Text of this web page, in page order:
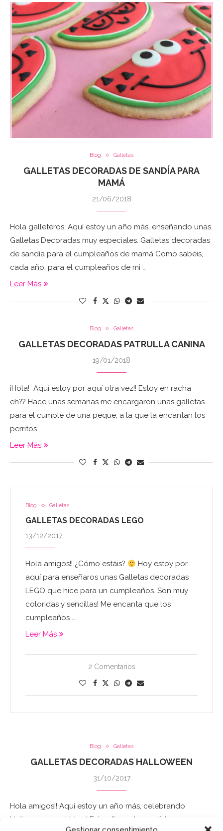
Blog Galletas
GALLETAS DECORADAS DE SANDÍA PARA
MAMÁ
21/06/2018
Hola galleteros, Aquí estoy un año más, enseñando unas
Galletas Decoradas muy especiales. Galletas decoradas
de sandía para el cumpleaños de mamá Como sabéis,
cada año, para el cumpleaños de mi …
Leer Más
Blog Galletas
GALLETAS DECORADAS PATRULLA CANINA
19/01/2018
¡Hola! Aquí estoy por aquí otra vez!! Estoy en racha
eh?? Hace unas semanas me encargaron unas galletas
para el cumple de una peque, a la que la encantan los
perritos …
Leer Más
Blog Galletas
GALLETAS DECORADAS LEGO
13/12/2017
Hola amigos!! ¿Cómo estáis?
Hoy estoy por
aquí para enseñaros unas Galletas decoradas
LEGO que hice para un cumpleaños. Son muy
coloridas y sencillas! Me encanta que los
cumpleaños …
Leer Más
2 Comentarios
Blog Galletas
GALLETAS DECORADAS HALLOWEEN
31/10/2017
Hola amigos!! Aquí estoy un año más, celebrando
Halloween en el blog! Este año no he podido preparar